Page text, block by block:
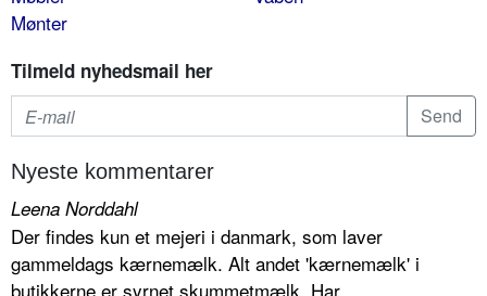
Mønter
Tilmeld nyhedsmail her
Nyeste kommentarer
Leena Norddahl
Der findes kun et mejeri i danmark, som laver
gammeldags kærnemælk. Alt andet 'kærnemælk' i
butikkerne er syrnet skummetmælk. Har...